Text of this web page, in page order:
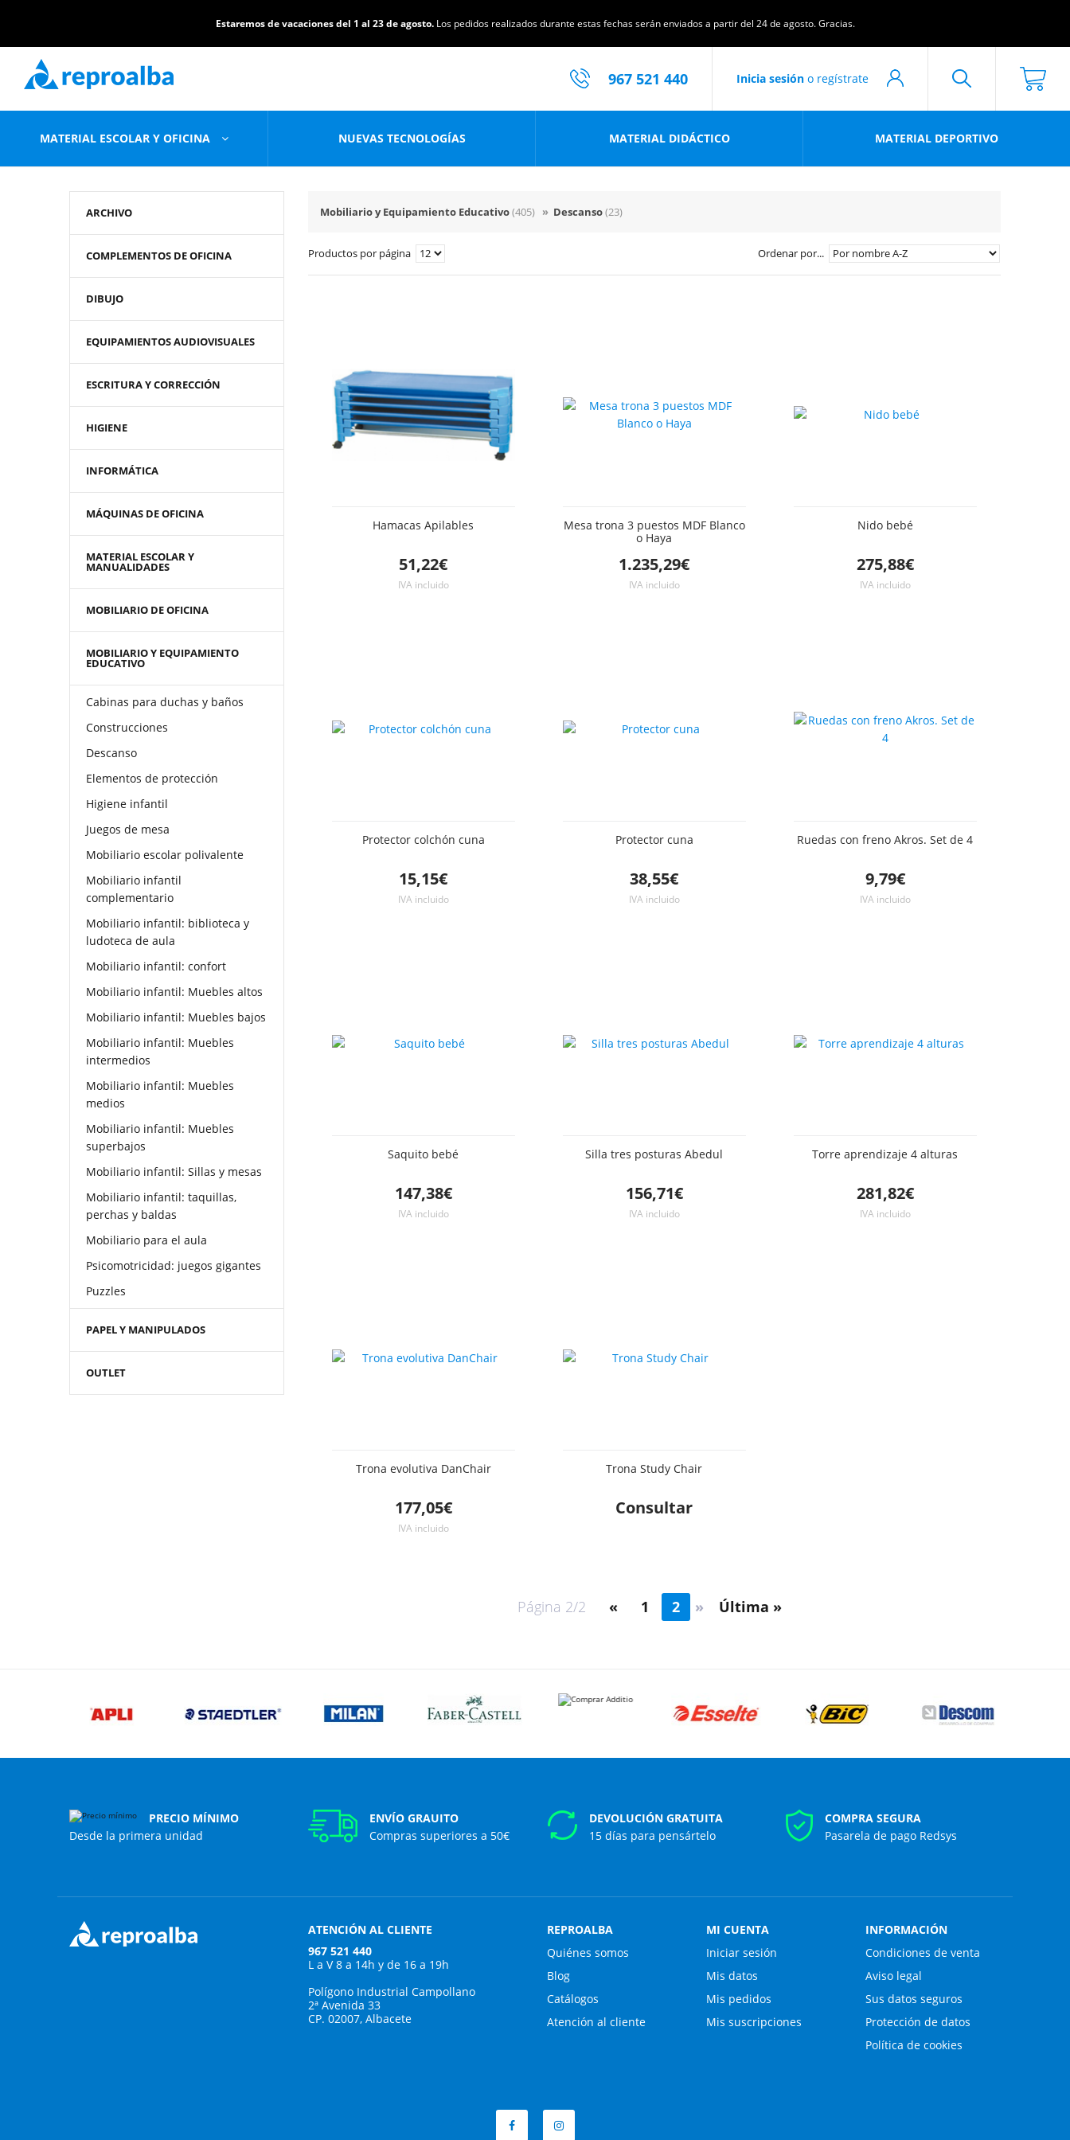
Estaremos de vacaciones del 1 al 23 de agosto. Los pedidos realizados durante estas fechas serán enviados a partir del 24 de agosto. Gracias.
Inicia sesión o regístrate
967 521 440
MATERIAL ESCOLAR Y OFICINA NUEVAS TECNOLOGÍAS MATERIAL DIDÁCTICO MATERIAL DEPORTIVO
ARCHIVO
COMPLEMENTOS DE OFICINA
DIBUJO
EQUIPAMIENTOS AUDIOVISUALES
ESCRITURA Y CORRECCIÓN
HIGIENE
INFORMÁTICA
MÁQUINAS DE OFICINA
MATERIAL ESCOLAR Y
MANUALIDADES
MOBILIARIO DE OFICINA
MOBILIARIO Y EQUIPAMIENTO
EDUCATIVO
Cabinas para duchas y baños
Construcciones
Descanso
Elementos de protección
Higiene infantil
Juegos de mesa
Mobiliario escolar polivalente
Mobiliario infantil
complementario
Mobiliario infantil: biblioteca y
ludoteca de aula
Mobiliario infantil: confort
Mobiliario infantil: Muebles altos
Mobiliario infantil: Muebles bajos
Mobiliario infantil: Muebles
intermedios
Mobiliario infantil: Muebles
medios
Mobiliario infantil: Muebles
superbajos
Mobiliario infantil: Sillas y mesas
Mobiliario infantil: taquillas,
perchas y baldas
Mobiliario para el aula
Psicomotricidad: juegos gigantes
Puzzles
PAPEL Y MANIPULADOS
OUTLET
Mobiliario y Equipamiento Educativo(405) » Descanso(23)
Productos por página Ordenar por...
Hamacas Apilables
51,22€
IVA incluido
Mesa trona 3 puestos MDF Blanco
o Haya
1.235,29€
IVA incluido
Nido bebé
275,88€
IVA incluido
Protector colchón cuna
15,15€
IVA incluido
Protector cuna
38,55€
IVA incluido
Ruedas con freno Akros. Set de 4
9,79€
IVA incluido
Saquito bebé
147,38€
IVA incluido
Silla tres posturas Abedul
156,71€
IVA incluido
Torre aprendizaje 4 alturas
281,82€
IVA incluido
Trona evolutiva DanChair
177,05€
IVA incluido
Trona Study Chair
Consultar
Página 2/2 « 1 2 » Última »
PRECIO MÍNIMO
Desde la primera unidad
ENVÍO GRAUITO
Compras superiores a 50€
DEVOLUCIÓN GRATUITA
15 días para pensártelo
COMPRA SEGURA
Pasarela de pago Redsys
ATENCIÓN AL CLIENTE
967 521 440
L a V 8 a 14h y de 16 a 19h
Polígono Industrial Campollano
2ª Avenida 33
CP. 02007, Albacete
REPROALBA
Quiénes somos
Blog
Catálogos
Atención al cliente
MI CUENTA
Iniciar sesión
Mis datos
Mis pedidos
Mis suscripciones
INFORMACIÓN
Condiciones de venta
Aviso legal
Sus datos seguros
Protección de datos
Política de cookies